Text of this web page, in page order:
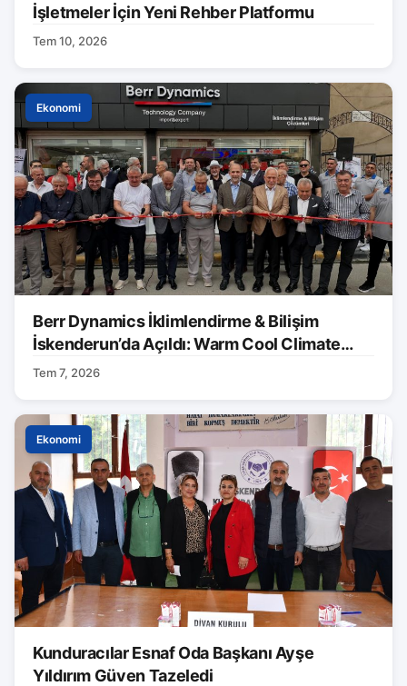
İşletmeler İçin Yeni Rehber Platformu
Tem 10, 2026
Ekonomi
Berr Dynamics İklimlendirme & Bilişim
İskenderun’da Açıldı: Warm Cool Climate
Markası Tanıtıldı
Tem 7, 2026
Ekonomi
Kunduracılar Esnaf Oda Başkanı Ayşe
Yıldırım Güven Tazeledi